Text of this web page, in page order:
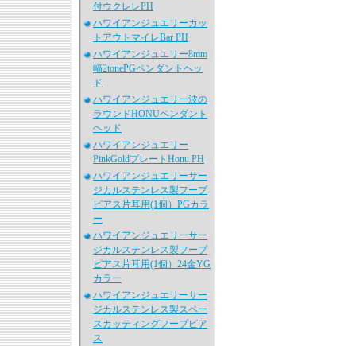
付ウクレレPH
ハワイアンジュエリーカッ
トアウトマイレBar PH
ハワイアンジュエリー8mm
幅2tonePGペンダントヘッ
ド
ハワイアンジュエリー波の
ラウンドHONUペンダント
ヘッド
ハワイアンジュエリー
PinkGoldプレートHonu PH
ハワイアンジュエリーサー
ジカルステンレス製フープ
ピアス片耳用(1個）PGカラ
ー
ハワイアンジュエリーサー
ジカルステンレス製フープ
ピアス片耳用(1個）24金YG
カラー
ハワイアンジュエリーサー
ジカルステンレス製スペー
スカッティングフープピア
ス